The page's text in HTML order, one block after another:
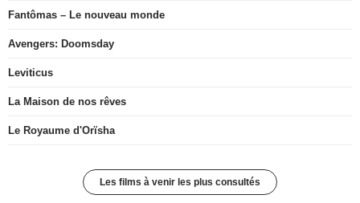
Fantômas – Le nouveau monde
Avengers: Doomsday
Leviticus
La Maison de nos rêves
Le Royaume d'Orïsha
Les films à venir les plus consultés